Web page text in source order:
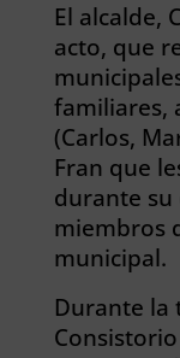
El alcalde,
acto, que
familiares,
(Carlos,
Fran que
durante su
miembros
municipal.
Durante la